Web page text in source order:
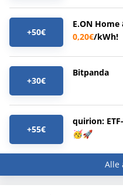
+50€
E.ON
0,20€/kWh!
+30€
Bitpanda
+55€
quirion:
🥳🚀
Alle